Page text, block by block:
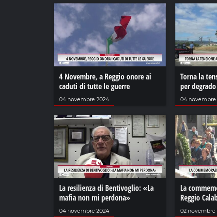
4 Novembre, a Reggio onore ai
caduti di tutte le guerre
04 novembre 2024
Torna la
per
04 novembre
La resilienza di Bentivoglio: «La
mafia non mi perdona»
04 novembre 2024
La
Reggio
02 novembre